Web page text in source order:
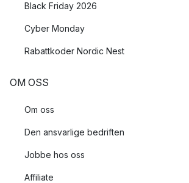
Black Friday 2026
Cyber Monday
Rabattkoder Nordic Nest
OM OSS
Om oss
Den ansvarlige bedriften
Jobbe hos oss
Affiliate